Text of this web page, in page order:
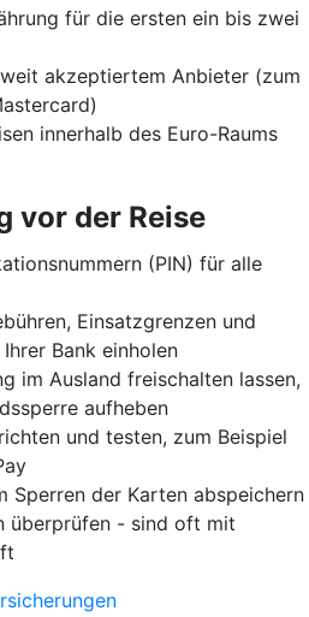
für die ersten ein bis zwei
akzeptiertem Anbieter (zum
innerhalb des Euro-Raums
vor der Reise
(PIN) für alle
Einsatzgrenzen und
Bank einholen
im Ausland freischalten lassen,
aufheben
und testen, zum Beispiel
Sperren der Karten abspeichern
überprüfen - sind oft mit